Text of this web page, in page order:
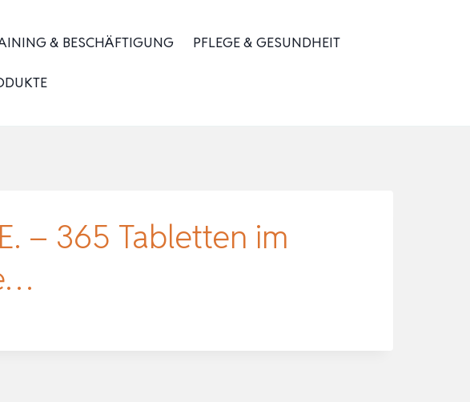
& BESCHÄFTIGUNG PFLEGE & GESUNDHEIT
– 365 Tabletten im